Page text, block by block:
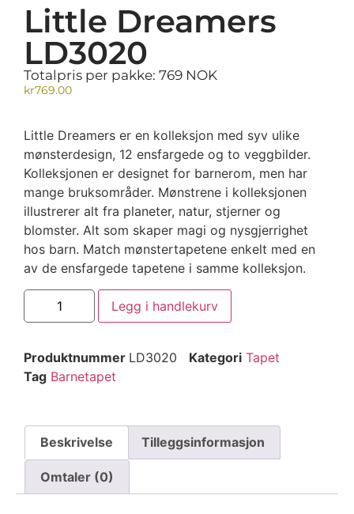
Little Dreamers
LD3020
Totalpris per pakke: 769 NOK
kr769.00
Little Dreamers er en kolleksjon med syv ulike
mønsterdesign, 12 ensfargede og to veggbilder.
Kolleksjonen er designet for barnerom, men har
mange bruksområder. Mønstrene i kolleksjonen
illustrerer alt fra planeter, natur, stjerner og
blomster. Alt som skaper magi og nysgjerrighet
hos barn. Match mønstertapetene enkelt med en
av de ensfargede tapetene i samme kolleksjon.
Legg i handlekurv
Produktnummer LD3020 Kategori Tapet
Tag Barnetapet
Beskrivelse Tilleggsinformasjon
Omtaler (0)